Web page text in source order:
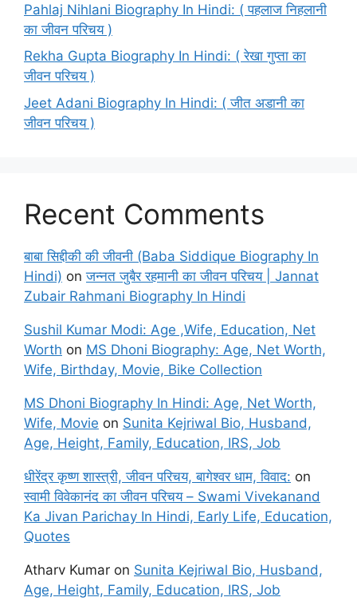
Pahlaj Nihlani Biography In Hindi: ( पहलाज निहलानी
का जीवन परिचय )
Rekha Gupta Biography In Hindi: ( रेखा गुप्ता का
जीवन परिचय )
Jeet Adani Biography In Hindi: ( जीत अडानी का
जीवन परिचय )
Recent Comments
बाबा सिद्दीकी की जीवनी (Baba Siddique Biography In
Hindi) onजन्नत जुबैर रहमानी का जीवन परिचय | Jannat
Zubair Rahmani Biography In Hindi
Sushil Kumar Modi: Age ,Wife, Education, Net
Worth on MS Dhoni Biography: Age, Net Worth,
Wife, Birthday, Movie, Bike Collection
MS Dhoni Biography In Hindi: Age, Net Worth,
Wife, Movie on Sunita Kejriwal Bio, Husband,
Age, Height, Family, Education, IRS, Job
धीरेंद्र कृष्ण शास्त्री, जीवन परिचय, बागेश्वर धाम, विवाद: on
स्वामी विवेकानंद का जीवन परिचय – Swami Vivekanand
Ka Jivan Parichay In Hindi, Early Life, Education,
Quotes
Atharv Kumar on Sunita Kejriwal Bio, Husband,
Age, Height, Family, Education, IRS, Job